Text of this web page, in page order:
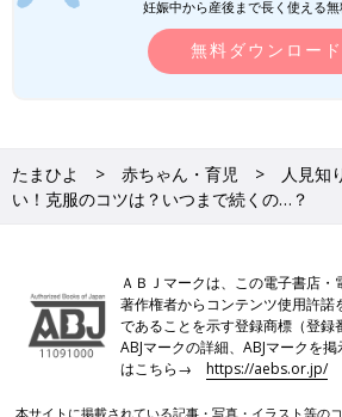
妊娠中から産後まで長く使える無
無料ダウンロード
たまひよ 赤ちゃん・育児
人見知
い！克服のコツは？いつまで続くの…？
ＡＢＪマークは、この電子書店・
著作権者からコンテンツ使用許諾
であることを示す登録商標（登録
ABJマークの詳細、ABJマークを
はこちら→https://aebs.or.jp/
本サイトに掲載されている記事・写真・イラスト等の